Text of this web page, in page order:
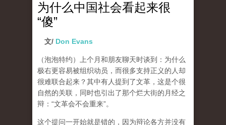
为什么中国社会看起来很
“傻”
文/ Don Evans
（泡泡特约）
上个月和朋友聊天时谈到：为什么
极右更容易被组织动员，而很多支持正义的人却
很难联合起来？其中有人提到了文革，这是个很
自然的关联，同时也引出了那个烂大街的月经之
辩：“文革会不会重来”。
这个提问一开始就是错的，因为辩论各方并没有